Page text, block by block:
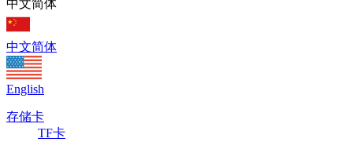
中文简体
中文简体
English
存储卡
TF卡